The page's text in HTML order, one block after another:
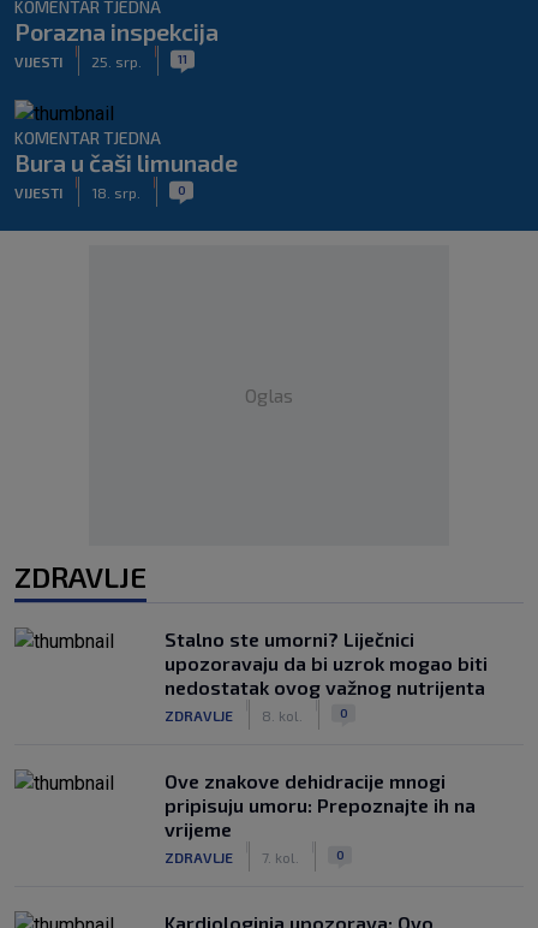
KOMENTAR TJEDNA
Porazna inspekcija
VIJESTI 25. srp. 11
KOMENTAR TJEDNA
Bura u čaši limunade
VIJESTI 18. srp. 0
Oglas
ZDRAVLJE
Stalno ste umorni? Liječnici
upozoravaju da bi uzrok mogao biti
nedostatak ovog važnog nutrijenta
ZDRAVLJE 8. kol. 0
Ove znakove dehidracije mnogi
pripisuju umoru: Prepoznajte ih na
vrijeme
ZDRAVLJE 7. kol. 0
Kardiologinja upozorava: Ovo